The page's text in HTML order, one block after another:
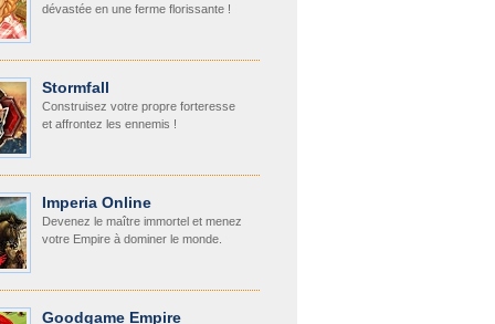
dévastée en une ferme florissante !
Stormfall
Construisez votre propre forteresse
et affrontez les ennemis !
Imperia Online
Devenez le maître immortel et menez
votre Empire à dominer le monde.
Goodgame Empire